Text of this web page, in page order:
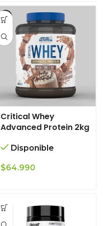
Critical Whey
Advanced Protein 2kg
Disponible
$64.990